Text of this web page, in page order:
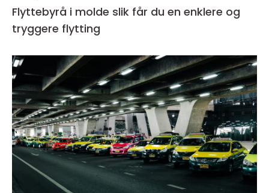
Flyttebyrå i molde slik får du en enklere og
tryggere flytting